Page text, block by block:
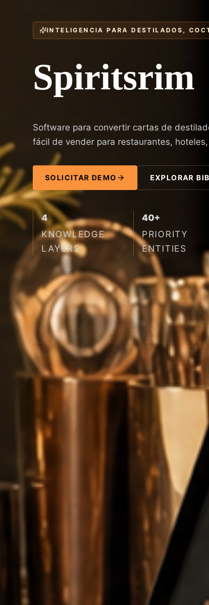
INTELIGENCIA PARA DESTILADOS,
Spiritsrim
Software para convertir cartas de
fácil de vender para restaurantes,
SOLICITAR DEMO EXPLORAR
4
KNOWLEDGE
LAYERS
40+
PRIORITY
ENTITIES